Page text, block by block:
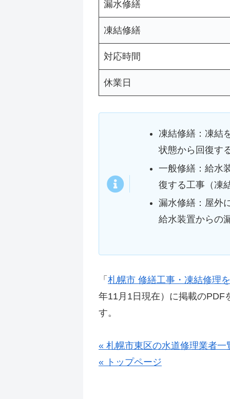
漏水修繕
凍結修繕
対応時間
休業日
凍結修繕：凍結
状態から回復す
一般修繕：給水
復する工事（凍
漏水修繕：屋外
給水装置からの
「 札幌市 修繕工事・凍結修理
年11月1日現在）に掲載のPDF
す。
« 札幌市東区の水道修理業者一
« トップページ